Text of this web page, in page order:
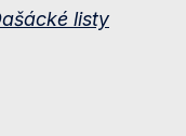
listy